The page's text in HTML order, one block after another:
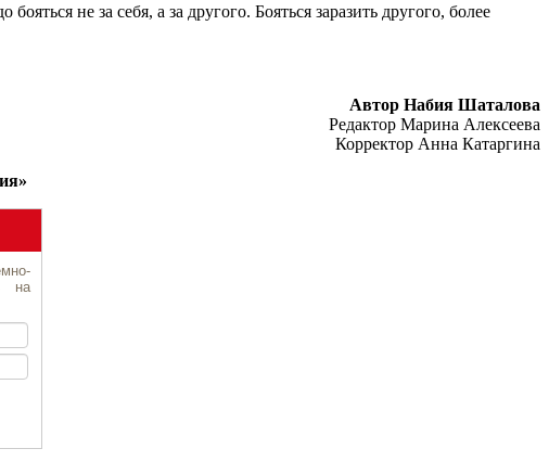
не за себя, а за другого. Бояться заразить другого, более
Автор Набия Шаталова
Редактор Марина Алексеева
Корректор Анна Катаргина